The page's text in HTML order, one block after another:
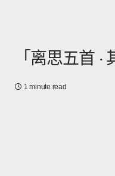
「离思五首 ·
1 minute read